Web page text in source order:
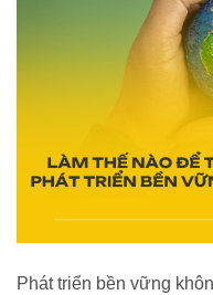
Phát triển bền vững